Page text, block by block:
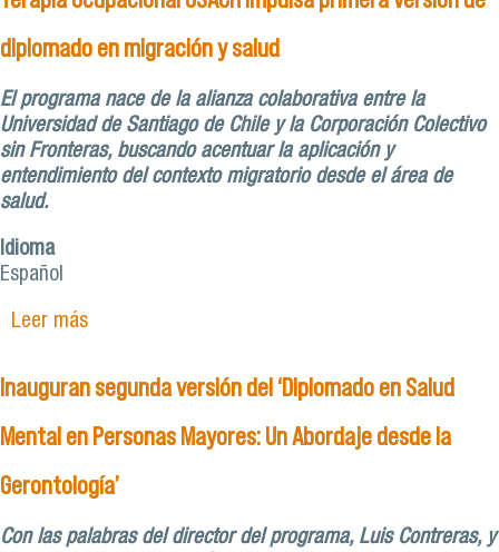
diplomado en migración y salud
El programa nace de la alianza colaborativa entre la
Universidad de Santiago de Chile y la Corporación Colectivo
sin Fronteras, buscando acentuar la aplicación y
entendimiento del contexto migratorio desde el área de
salud.
Idioma
Español
Leer mássobre Terapia Ocupacional USACH impulsa
Inauguran segunda versión del ‘Diplomado en Salud
Mental en Personas Mayores: Un Abordaje desde la
Gerontología’
Con las palabras del director del programa, Luis Contreras, y